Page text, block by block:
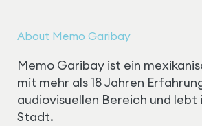
About Memo Garibay
Memo Garibay ist ein
mit mehr als 18 Jahren
audiovisuellen Bereich und lebt
Stadt.